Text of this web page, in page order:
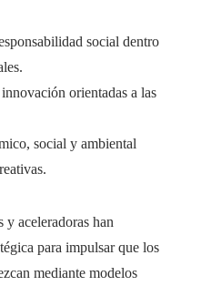
social dentro
orientadas a las
social y ambiental
y aceleradoras han
para impulsar que los
mediante modelos